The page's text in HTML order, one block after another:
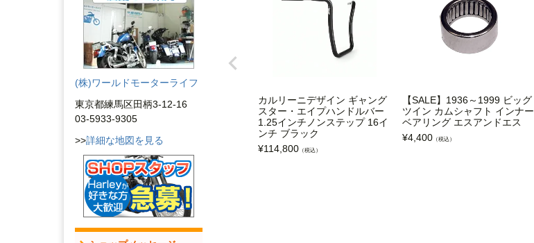
(株)ワールドモーターライフ
東京都練馬区田柄3-12-16
03-5933-9305
>>詳細な地図を見る
カルリーニデザイン ギャング
スター・エイプハンドルバー
1.25インチノンステップ 16イ
ンチ ブラック
¥114,800 （税込）
【SALE】1936～1999 ビッグ
ツイン カムシャフト インナー
ベアリング エスアンドエス
¥4,400 （税込）